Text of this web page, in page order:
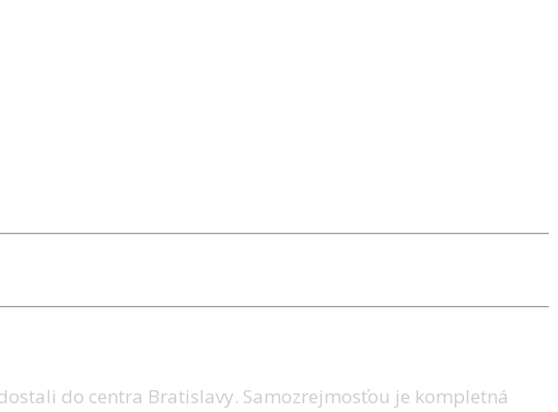
do centra Bratislavy. Samozrejmosťou je kompletná